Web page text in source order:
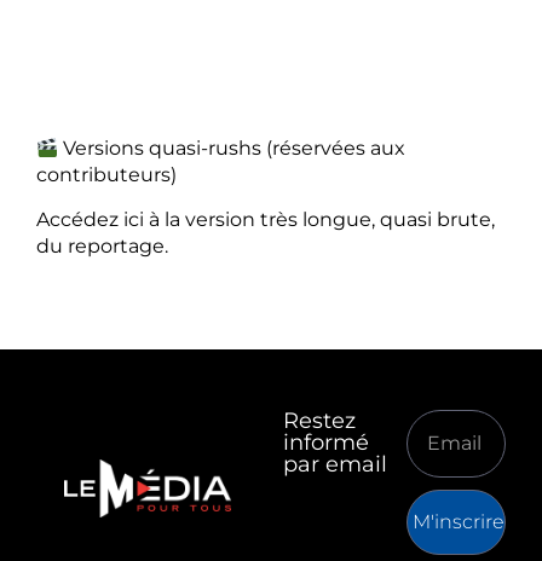
Versions quasi-rushs (réservées aux
contributeurs)
Accédez ici à la version très longue, quasi brute,
du reportage.
Restez
informé
par email
M'inscrire